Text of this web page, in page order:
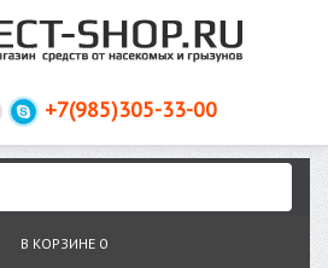
+7(985)305-33-00
В КОРЗИНЕ 0